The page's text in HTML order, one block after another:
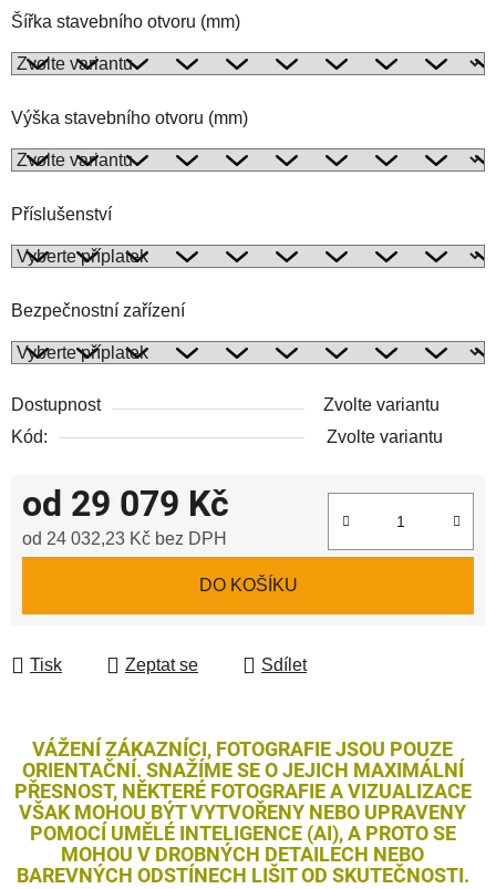
Šířka stavebního otvoru (mm)
Výška stavebního otvoru (mm)
Příslušenství
Bezpečnostní zařízení
Dostupnost
Zvolte variantu
Kód:
Zvolte variantu
od 29 079 Kč
od 24 032,23 Kč bez DPH
DO KOŠÍKU
Tisk Zeptat se Sdílet
VÁŽENÍ ZÁKAZNÍCI, FOTOGRAFIE JSOU POUZE
ORIENTAČNÍ. SNAŽÍME SE O JEJICH MAXIMÁLNÍ
PŘESNOST, NĚKTERÉ FOTOGRAFIE A VIZUALIZACE
VŠAK MOHOU BÝT VYTVOŘENY NEBO UPRAVENY
POMOCÍ UMĚLÉ INTELIGENCE (AI), A PROTO SE
MOHOU V DROBNÝCH DETAILECH NEBO
BAREVNÝCH ODSTÍNECH LIŠIT OD SKUTEČNOSTI.